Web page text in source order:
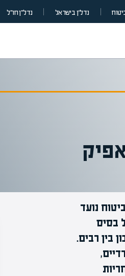
נדל”ן בישראל נדל״ן חו״ל
נועד
בסיס
בין רבים.